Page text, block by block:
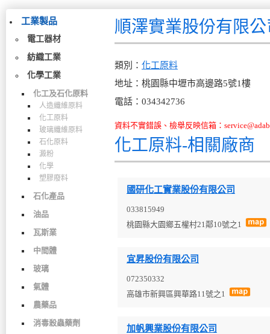
工業製品
電工器材
紡織工業
化學工業
化工及石化原料
人造纖維原料
化工原料
玻璃纖維原料
石化原料
澱粉
化學
塑膠廢料
石化產品
油品
瓦斯業
中間體
玻璃
氣體
農藥品
消毒殺蟲藥劑
順澤實業股份有限公
類別： 化工原料
地址：桃園縣中壢市高邊路5號1樓
電話：034342736
資料不實錯誤、檢舉反映信箱：
化工原料-相關廠商
國研化工實業股份有限公司
033815949
桃園縣大園鄉五權村21鄰10號之1
宜昇股份有限公司
072350332
高雄市新興區興華路11號之1
加帆興業股份有限公司